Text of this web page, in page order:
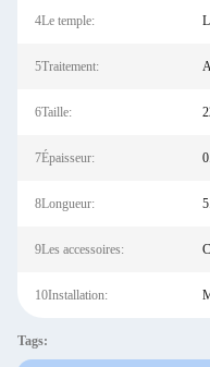
4Le temple:
5Traitement:
6Taille:
7Épaisseur:
8Longueur:
9Les accessoires:
10Installation:
Tags: